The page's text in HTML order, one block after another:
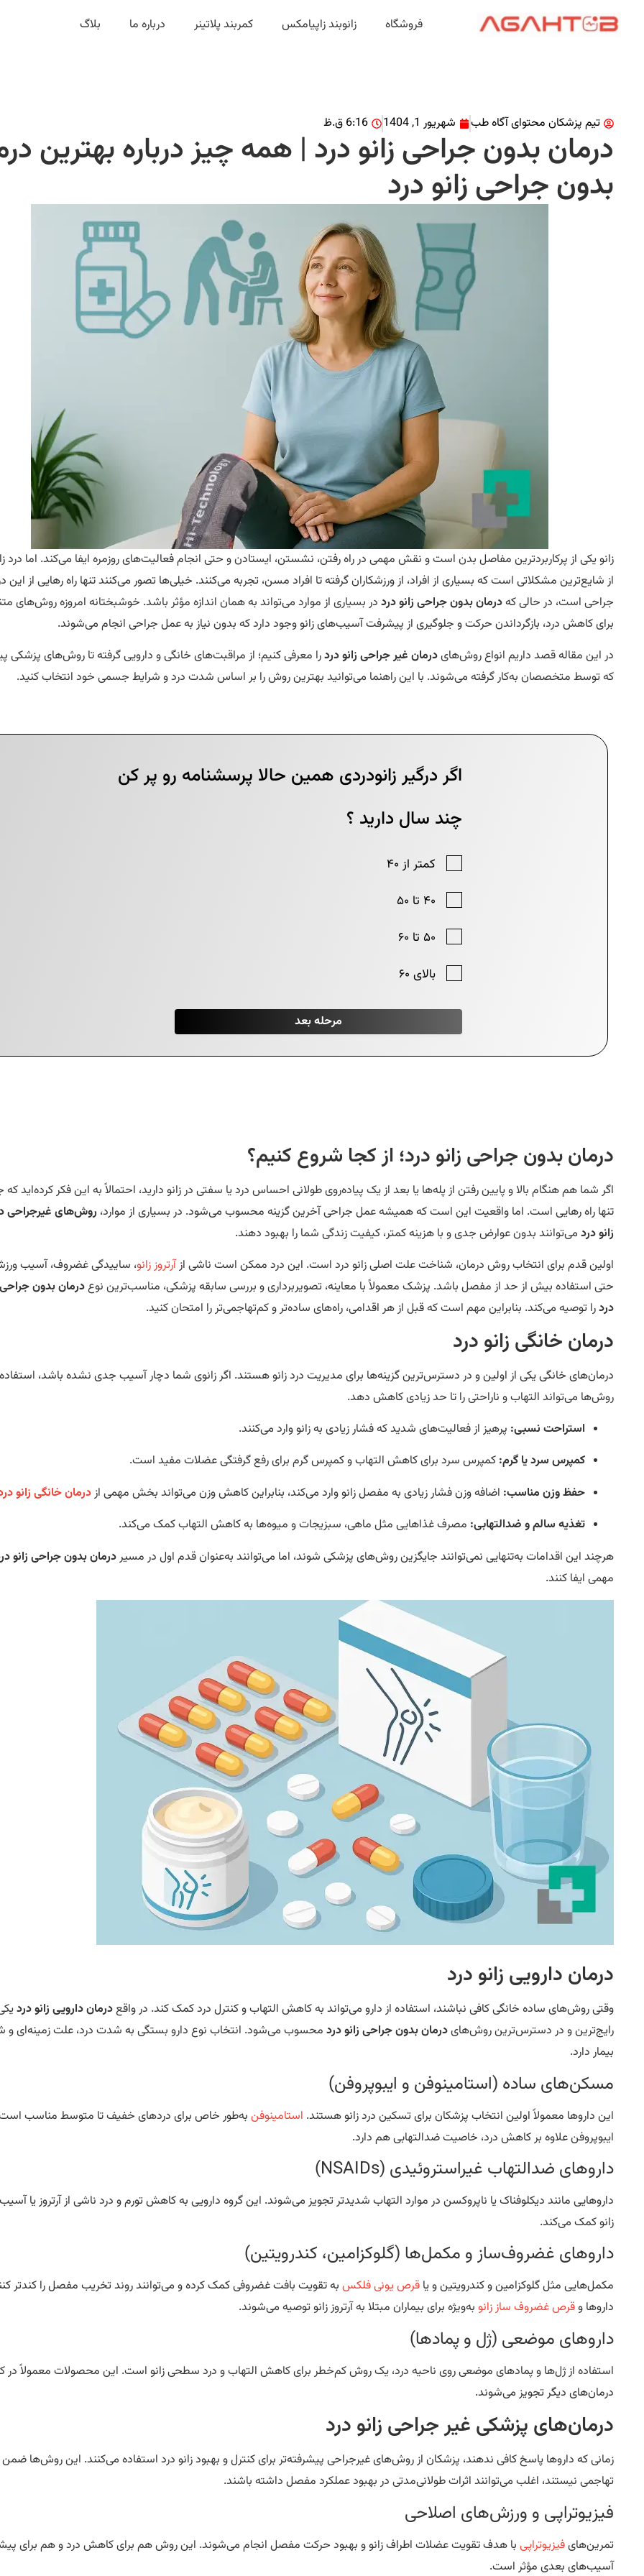
فروشگاه زانوبند زاپیامکس کمربند پلاتینر درباره ما بلاگ
تیم پزشکان محتوای آگاه طب شهریور 1, 1404 6:16 ق.ظ
درمان بدون جراحی زانو درد | همه چیز درباره بهترین
بدون جراحی زانو درد
زانو یکی از پرکاربردترین مفاصل بدن است و نقش مهمی در راه رفتن، نشستن، ایستادن و حتی انجام فعالیت‌های روزمره ایفا می‌کند. اما درد
از شایع‌ترین مشکلاتی است که بسیاری از افراد، از ورزشکاران گرفته تا افراد مسن، تجربه می‌کنند. خیلی‌ها تصور می‌کنند تنها راه رهایی از این
جراحی است، در حالی کهدرمان بدون جراحی زانو درد در بسیاری از موارد می‌تواند به همان اندازه مؤثر باشد. خوشبختانه امروزه روش‌های
برای کاهش درد، بازگرداندن حرکت و جلوگیری از پیشرفت آسیب‌های زانو وجود دارد که بدون نیاز به عمل جراحی انجام می‌شوند.
در این مقاله قصد داریم انواع روش‌هایدرمان غیر جراحی زانو دردرا معرفی کنیم؛ از مراقبت‌های خانگی و دارویی گرفته تا روش‌های پزشکی
که توسط متخصصان به‌کار گرفته می‌شوند. با این راهنما می‌توانید بهترین روش را بر اساس شدت درد و شرایط جسمی خود انتخاب کنید.
درمان بدون جراحی زانو درد؛ از کجا شروع کنیم؟
اگر شما هم هنگام بالا و پایین رفتن از پله‌ها یا بعد از یک پیاده‌روی طولانی احساس درد یا سفتی در زانو دارید، احتمالاً به این فکر کرده‌اید
تنها راه رهایی است. اما واقعیت این است که همیشه عمل جراحی آخرین گزینه محسوب می‌شود. در بسیاری از موارد، روش‌های غیرجراحی
زانو درد می‌توانند بدون عوارض جدی و با هزینه کمتر، کیفیت زندگی شما را بهبود دهند.
اولین قدم برای انتخاب روش درمان، شناخت علت اصلی زانو درد است. این درد ممکن است ناشی ازآرتروز زانو، ساییدگی غضروف، آسیب
حتی استفاده بیش از حد از مفصل باشد. پزشک معمولاً با معاینه، تصویربرداری و بررسی سابقه پزشکی، مناسب‌ترین نوعدرمان بدون جراحی
دردرا توصیه می‌کند. بنابراین مهم است که قبل از هر اقدامی، راه‌های ساده‌تر و کم‌تهاجمی‌تر را امتحان کنید.
درمان خانگی زانو درد
درمان‌های خانگی یکی از اولین و در دسترس‌ترین گزینه‌ها برای مدیریت درد زانو هستند. اگر زانوی شما دچار آسیب جدی نشده باشد،
روش‌ها می‌تواند التهاب و ناراحتی را تا حد زیادی کاهش دهد.
استراحت نسبی: پرهیز از فعالیت‌های شدید که فشار زیادی به زانو وارد می‌کنند.
کمپرس سرد یا گرم: کمپرس سرد برای کاهش التهاب و کمپرس گرم برای رفع گرفتگی عضلات مفید است.
حفظ وزن مناسب: اضافه وزن فشار زیادی به مفصل زانو وارد می‌کند، بنابراین کاهش وزن می‌تواند بخش مهمی ازدرمان خانگی زانو
تغذیه سالم و ضدالتهابی: مصرف غذاهایی مثل ماهی، سبزیجات و میوه‌ها به کاهش التهاب کمک می‌کند.
هرچند این اقدامات به‌تنهایی نمی‌توانند جایگزین روش‌های پزشکی شوند، اما می‌توانند به‌عنوان قدم اول در مسیردرمان بدون جراحی زانو
مهمی ایفا کنند.
درمان دارویی زانو درد
وقتی روش‌های ساده خانگی کافی نباشند، استفاده از دارو می‌تواند به کاهش التهاب و کنترل درد کمک کند. در واقعدرمان دارویی زانو درد
رایج‌ترین و در دسترس‌ترین روش‌هایدرمان بدون جراحی زانو درد محسوب می‌شود. انتخاب نوع دارو بستگی به شدت درد، علت زمینه‌ای و
بیمار دارد.
مسکن‌های ساده (استامینوفن و ایبوپروفن)
این داروها معمولاً اولین انتخاب پزشکان برای تسکین درد زانو هستند. استامینوفن به‌طور خاص برای دردهای خفیف تا متوسط مناسب
ایبوپروفن علاوه بر کاهش درد، خاصیت ضدالتهابی هم دارد.
داروهای ضدالتهاب غیراستروئیدی (NSAIDs)
داروهایی مانند دیکلوفناک یا ناپروکسن در موارد التهاب شدیدتر تجویز می‌شوند. این گروه دارویی به کاهش تورم و درد ناشی از آرتروز یا
زانو کمک می‌کند.
داروهای غضروف‌ساز و مکمل‌ها (گلوکزامین، کندرویتین)
مکمل‌هایی مثل گلوکزامین و کندرویتین و یا قرص یونی فلکس به تقویت بافت غضروفی کمک کرده و می‌توانند روند تخریب مفصل را کندتر
داروها وقرص غضروف ساز زانو به‌ویژه برای بیماران مبتلا به آرتروز زانو توصیه می‌شوند.
داروهای موضعی (ژل و پمادها)
استفاده از ژل‌ها و پمادهای موضعی روی ناحیه درد، یک روش کم‌خطر برای کاهش التهاب و درد سطحی زانو است. این محصولات معمولاً در
درمان‌های دیگر تجویز می‌شوند.
درمان‌های پزشکی غیر جراحی زانو درد
زمانی که داروها پاسخ کافی ندهند، پزشکان از روش‌های غیرجراحی پیشرفته‌تر برای کنترل و بهبود زانو درد استفاده می‌کنند. این روش‌ها ضمن
تهاجمی نیستند، اغلب می‌توانند اثرات طولانی‌مدتی در بهبود عملکرد مفصل داشته باشند.
فیزیوتراپی و ورزش‌های اصلاحی
تمرین‌هایفیزیوتراپی با هدف تقویت عضلات اطراف زانو و بهبود حرکت مفصل انجام می‌شوند. این روش هم برای کاهش درد و هم برای
آسیب‌های بعدی مؤثر است.